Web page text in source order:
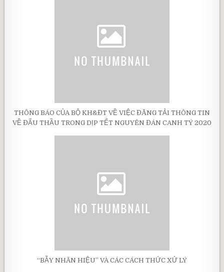
THÔNG BÁO CỦA BỘ KH&ĐT VỀ VIỆC ĐĂNG TẢI THÔNG TIN
VỀ ĐẤU THẦU TRONG DỊP TẾT NGUYÊN ĐÁN CANH TÝ 2020
“BẪY NHÃN HIỆU” VÀ CÁC CÁCH THỨC XỬ LÝ